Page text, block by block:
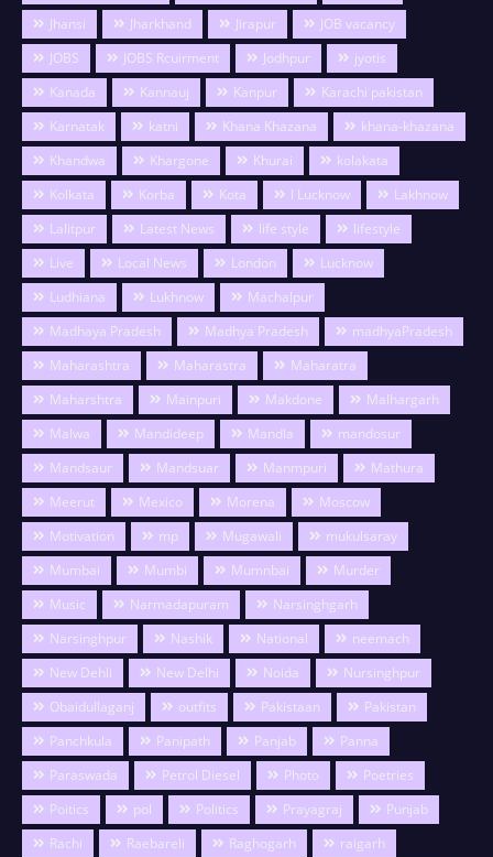
Jhansi
Jharkhand Jirapur
JOB vacancy
JOBS
JOBS Rcuirment Jodhpur
jyotis
Kanada
Kannauj Kanpur
Karachi pakistan
Karnatak
katni Khana Khazana
khana-khazana
Khandwa
Khargone Khurai
kolakata
Kolkata
Korba Kota l Lucknow
Lakhnow
Lalitpur
Latest News life style
lifestyle
Live
Local News London
Lucknow
Ludhiana
Lukhnow
Machalpur
Madhaya Pradesh
Madhya Pradesh
madhyaPradesh
Maharashtra
Maharastra
Maharatra
Maharshtra
Mainpuri Makdone
Malhargarh
Malwa
Mandideep Mandla
mandosur
Mandsaur
Mandsuar Manmpuri
Mathura
Meerut
Mexico Morena
Moscow
Motivation
mp Mugawali
mukulsaray
Mumbai
Mumbi Mumnbai
Murder
Music
Narmadapuram
Narsinghgarh
Narsinghpur
Nashik National
neemach
New Dehli
New Delhi Noida
Nursinghpur
Obaidullaganj
outfits Pakistaan
Pakistan
Panchkula
Panipath Panjab
Panna
Paraswada
Petrol Diesel Photo
Poetries
Poitics
pol Politics Prayagraj
Punjab
Rachi
Raebareli Raghogarh
raigarh